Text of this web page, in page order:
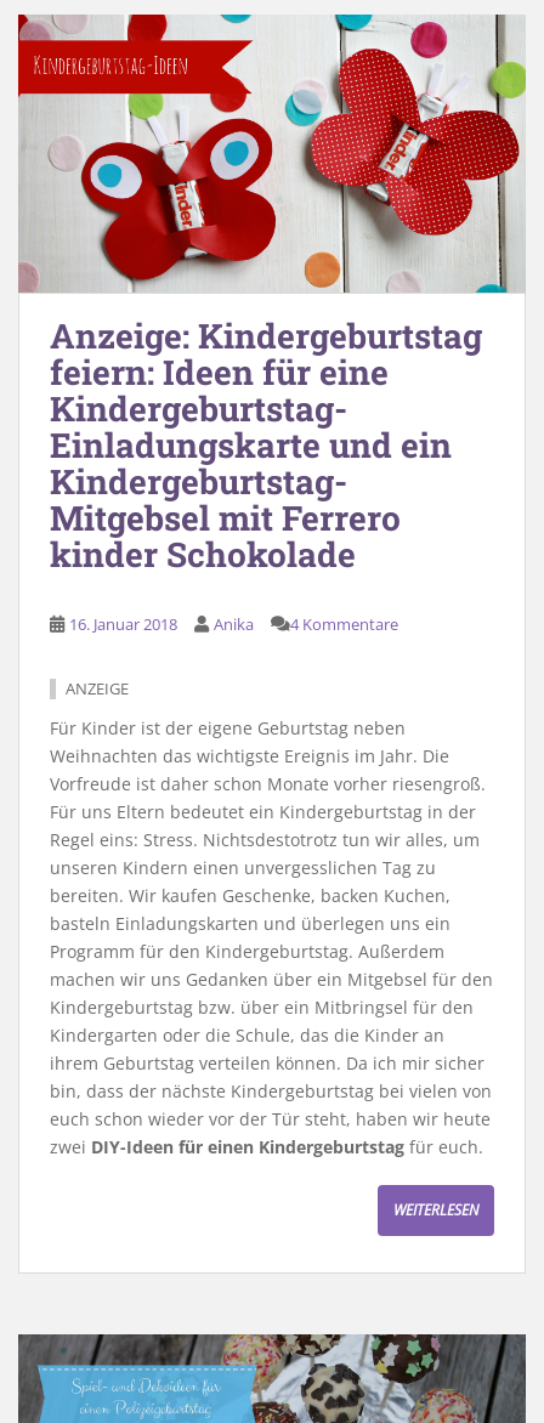
Anzeige: Kindergeburtstag
feiern: Ideen für eine
Kindergeburtstag-
Einladungskarte und ein
Kindergeburtstag-
Mitgebsel mit Ferrero
kinder Schokolade
16. Januar 2018 Anika 4 Kommentare
ANZEIGE
Für Kinder ist der eigene Geburtstag neben
Weihnachten das wichtigste Ereignis im Jahr. Die
Vorfreude ist daher schon Monate vorher riesengroß.
Für uns Eltern bedeutet ein Kindergeburtstag in der
Regel eins: Stress. Nichtsdestotrotz tun wir alles, um
unseren Kindern einen unvergesslichen Tag zu
bereiten. Wir kaufen Geschenke, backen Kuchen,
basteln Einladungskarten und überlegen uns ein
Programm für den Kindergeburtstag. Außerdem
machen wir uns Gedanken über ein Mitgebsel für den
Kindergeburtstag bzw. über ein Mitbringsel für den
Kindergarten oder die Schule, das die Kinder an
ihrem Geburtstag verteilen können. Da ich mir sicher
bin, dass der nächste Kindergeburtstag bei vielen von
euch schon wieder vor der Tür steht, haben wir heute
zwei DIY-Ideen für einen Kindergeburtstag für euch.
WEITERLESEN